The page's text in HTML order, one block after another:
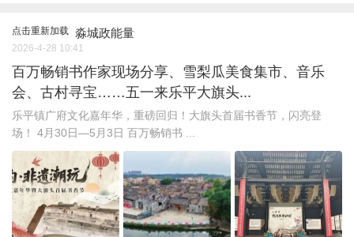
点击重新加载 淼城政能量
2026-4-28 10:41
百万畅销书作家现场分享、雪梨瓜美食集市、音乐
会、古村寻宝……五一来乐平大旗头...
乐平镇广府文化嘉年华，重磅回归！大旗头首届书香节，闪亮登
场！ 4月30日—5月3日 百万畅销书 ...